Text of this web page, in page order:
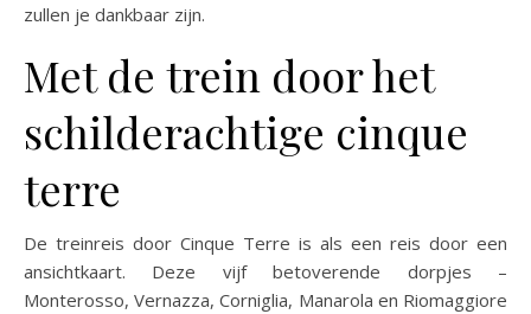
zullen je dankbaar zijn.
Met de trein door het
schilderachtige cinque
terre
De treinreis door Cinque Terre is als een reis door een
ansichtkaart. Deze vijf betoverende dorpjes –
Monterosso, Vernazza, Corniglia, Manarola en Riomaggiore